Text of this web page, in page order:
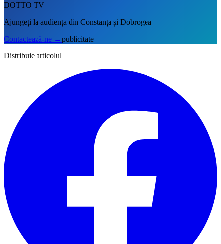
DOTTO TV
Ajungeți la audiența din Constanța și Dobrogea
Contactează-ne →publicitate
Distribuie articolul